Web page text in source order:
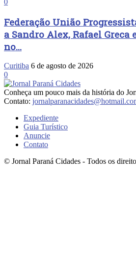
0
Federação União
a Sandro Alex, Rafael Greca
no...
Curitiba 6 de agosto de 2026
0
Conheça um pouco mais da história do
Contato:
Expediente
Guia Turístico
Anuncie
Contato
© Jornal Paraná Cidades - Todos os